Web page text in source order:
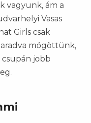
vagyunk, ám a
Vasas
Girls csak
mögöttünk,
jobb